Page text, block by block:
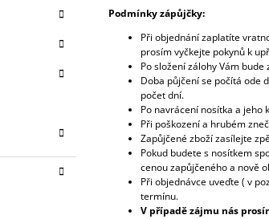
Podmínky zápůjčky:
Při objednání zaplatíte
prosím vyčkejte pokynů k
Po složení zálohy Vám
Doba půjčení se počítá ode
počet dní.
Po navrácení nosítka a jeho
Při poškození a hrubém
Zapůjčené zboží zasílejte
Pokud budete s nosítkem
cenou zapůjčeného a nově
Při objednávce uveďte ( v
termínu.
V případě zájmu nás